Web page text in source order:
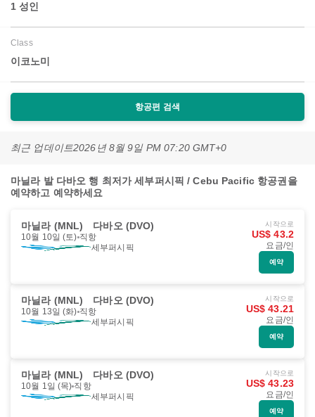
1 성인
Class
이코노미
항공편 검색
최근 업데이트2026년 8월 9일 PM 07:20 GMT+0
마닐라 발 다바오 행 최저가 세부퍼시픽 / Cebu Pacific 항공권을
예약하고 예약하세요
마닐라 (MNL) 다바오 (DVO)
10월 10일 (토) 직항
세부퍼시픽
시작으로
US$ 43.2
요금/인
예약
마닐라 (MNL) 다바오 (DVO)
10월 13일 (화) 직항
세부퍼시픽
시작으로
US$ 43.21
요금/인
예약
마닐라 (MNL) 다바오 (DVO)
10월 1일 (목) 직항
세부퍼시픽
시작으로
US$ 43.23
요금/인
예약